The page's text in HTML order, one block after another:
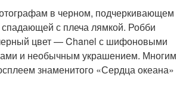
в черном, подчеркивающем
с плеча лямкой. Робби
цвет — Chanel с шифоновыми
и необычным украшением. Многим
знаменитого «Сердца океана»